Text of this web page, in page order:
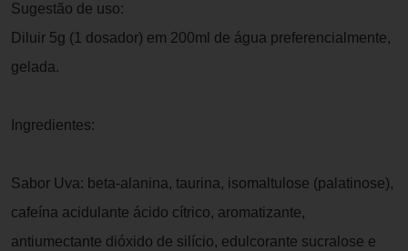
Sugestão de uso:
Diluir 5g (1 dosador) em 200ml de água preferencialmente,
gelada.
Ingredientes:
Sabor Uva: beta-alanina, taurina, isomaltulose (palatinose),
cafeína acidulante ácido cítrico, aromatizante,
antiumectante dióxido de silício, edulcorante sucralose e